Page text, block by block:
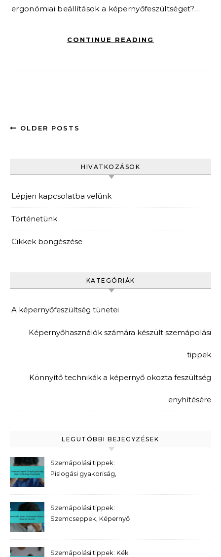
ergonómiai beállítások a képernyőfeszültséget?…
CONTINUE READING
OLDER POSTS
HIVATKOZÁSOK
Lépjen kapcsolatba velünk
Történetünk
Cikkek böngészése
KATEGÓRIÁK
A képernyőfeszültség tünetei
Képernyőhasználók számára készült szemápolási
tippek
Könnyítő technikák a képernyő okozta feszültség
enyhítésére
LEGUTÓBBI BEJEGYZÉSEK
Szemápolási tippek:
Pislogási gyakoriság,
Szemápolási tippek:
Szemcseppek, Képernyő
Szemápolási tippek: Kék